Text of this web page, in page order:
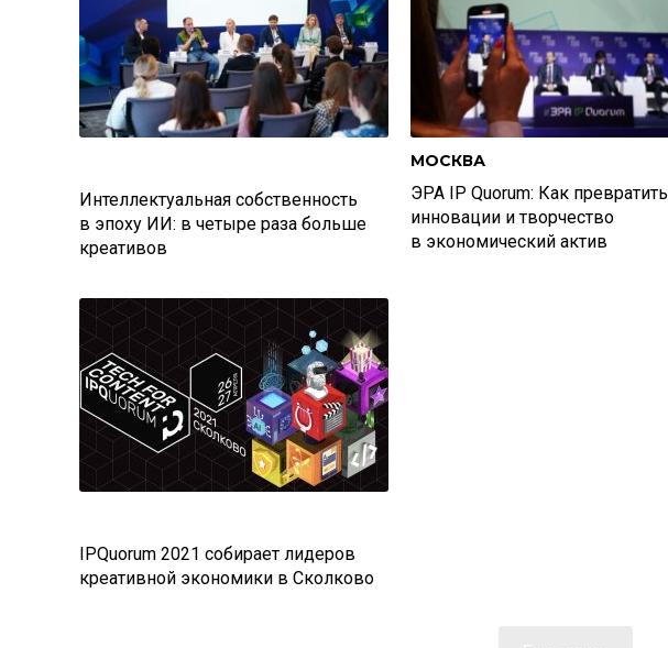
Интеллектуальная собственность
в эпоху ИИ: в четыре раза больше
креативов
МОСКВА
ЭРА IP Quorum: Как превратить
инновации и творчество
в экономический актив
IPQuorum 2021 собирает лидеров
креативной экономики в Сколково